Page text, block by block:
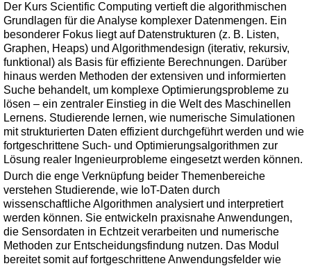
Der Kurs Scientific Computing vertieft die algorithmischen
Grundlagen für die Analyse komplexer Datenmengen. Ein
besonderer Fokus liegt auf Datenstrukturen (z. B. Listen,
Graphen, Heaps) und Algorithmendesign (iterativ, rekursiv,
funktional) als Basis für effiziente Berechnungen. Darüber
hinaus werden Methoden der extensiven und informierten
Suche behandelt, um komplexe Optimierungsprobleme zu
lösen – ein zentraler Einstieg in die Welt des Maschinellen
Lernens. Studierende lernen, wie numerische Simulationen
mit strukturierten Daten effizient durchgeführt werden und wie
fortgeschrittene Such- und Optimierungsalgorithmen zur
Lösung realer Ingenieurprobleme eingesetzt werden können.
Durch die enge Verknüpfung beider Themenbereiche
verstehen Studierende, wie IoT-Daten durch
wissenschaftliche Algorithmen analysiert und interpretiert
werden können. Sie entwickeln praxisnahe Anwendungen,
die Sensordaten in Echtzeit verarbeiten und numerische
Methoden zur Entscheidungsfindung nutzen. Das Modul
bereitet somit auf fortgeschrittene Anwendungsfelder wie